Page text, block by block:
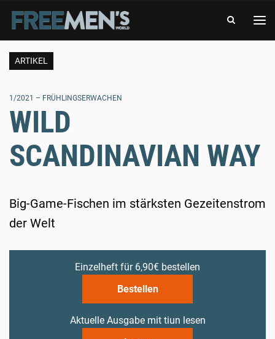
ARTIKEL
1/2021 – FRÜHLINGSERWACHEN
WILD
SCANDINAVIAN WAY
Big-Game-Fischen im stärksten Gezeitenstrom
der Welt
Einzelheft für 6,90€ bestellen
Bestellen
Aktuelle Ausgabe mit tiun lesen